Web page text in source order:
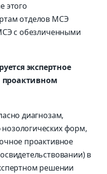
этого
отделов МСЭ
с обезличенными
экспертное
диагнозам,
форм,
проактивное
в
решении